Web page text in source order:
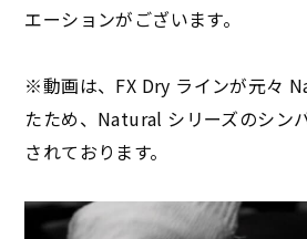
エーションがございます。
※動画は、FX Dry ラインが元々
たため、Natural シリーズのシン
されております。